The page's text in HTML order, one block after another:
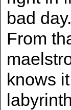
bad day.
From
knows